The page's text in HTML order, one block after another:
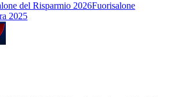
del Risparmio 2026Fuorisalone
2025